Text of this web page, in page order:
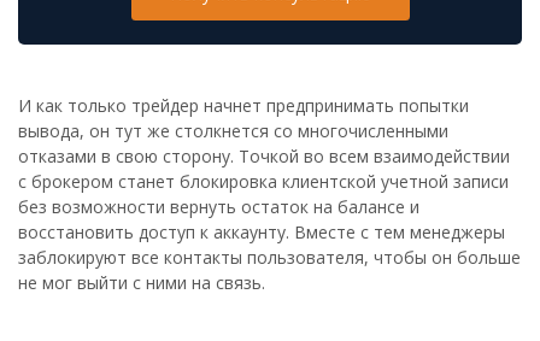
И как только трейдер начнет предпринимать попытки
вывода, он тут же столкнется со многочисленными
отказами в свою сторону. Точкой во всем взаимодействии
с брокером станет блокировка клиентской учетной записи
без возможности вернуть остаток на балансе и
восстановить доступ к аккаунту. Вместе с тем менеджеры
заблокируют все контакты пользователя, чтобы он больше
не мог выйти с ними на связь.